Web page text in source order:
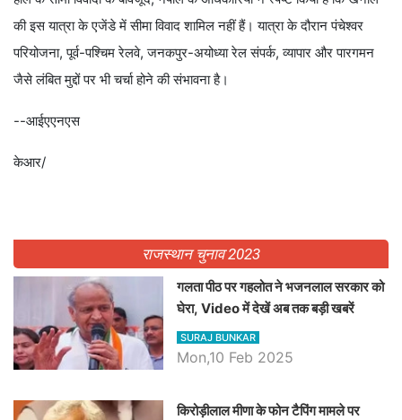
की इस यात्रा के एजेंडे में सीमा विवाद शामिल नहीं हैं। यात्रा के दौरान पंचेश्वर
परियोजना, पूर्व-पश्चिम रेलवे, जनकपुर-अयोध्या रेल संपर्क, व्यापार और पारगमन
जैसे लंबित मुद्दों पर भी चर्चा होने की संभावना है।
--आईएएनएस
केआर/
राजस्थान चुनाव 2023
गलता पीठ पर गहलोत ने भजनलाल सरकार को
घेरा, Video में देखें अब तक बड़ी खबरें
SURAJ BUNKAR
Mon,10 Feb 2025
किरोड़ीलाल मीणा के फोन टैपिंग मामले पर